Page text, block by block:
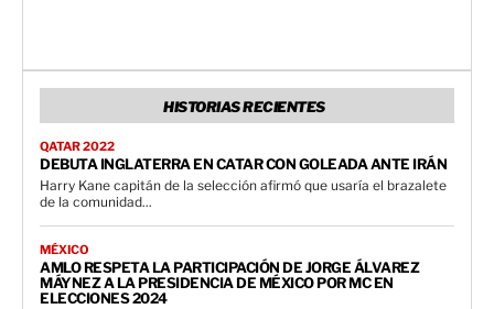
HISTORIAS RECIENTES
QATAR 2022
DEBUTA INGLATERRA EN CATAR CON GOLEADA ANTE IRÁN
Harry Kane capitán de la selección afirmó que usaría el brazalete
de la comunidad...
MÉXICO
AMLO RESPETA LA PARTICIPACIÓN DE JORGE ÁLVAREZ
MÁYNEZ A LA PRESIDENCIA DE MÉXICO POR MC EN
ELECCIONES 2024